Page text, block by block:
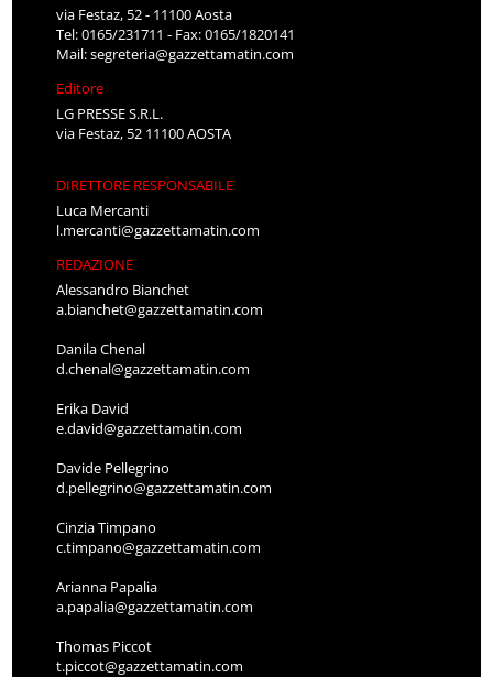
via Festaz, 52 - 11100 Aosta
Tel: 0165/231711 - Fax: 0165/1820141
Mail:segreteria@gazzettamatin.com
Editore
LG PRESSE S.R.L.
via Festaz, 52 11100 AOSTA
DIRETTORE RESPONSABILE
Luca Mercanti
l.mercanti@gazzettamatin.com
REDAZIONE
Alessandro Bianchet
a.bianchet@gazzettamatin.com
Danila Chenal
d.chenal@gazzettamatin.com
Erika David
e.david@gazzettamatin.com
Davide Pellegrino
d.pellegrino@gazzettamatin.com
Cinzia Timpano
c.timpano@gazzettamatin.com
Arianna Papalia
a.papalia@gazzettamatin.com
Thomas Piccot
t.piccot@gazzettamatin.com